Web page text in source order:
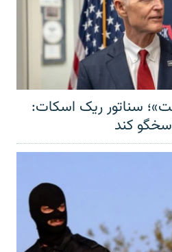
سناتور ریک اسکات:
کند